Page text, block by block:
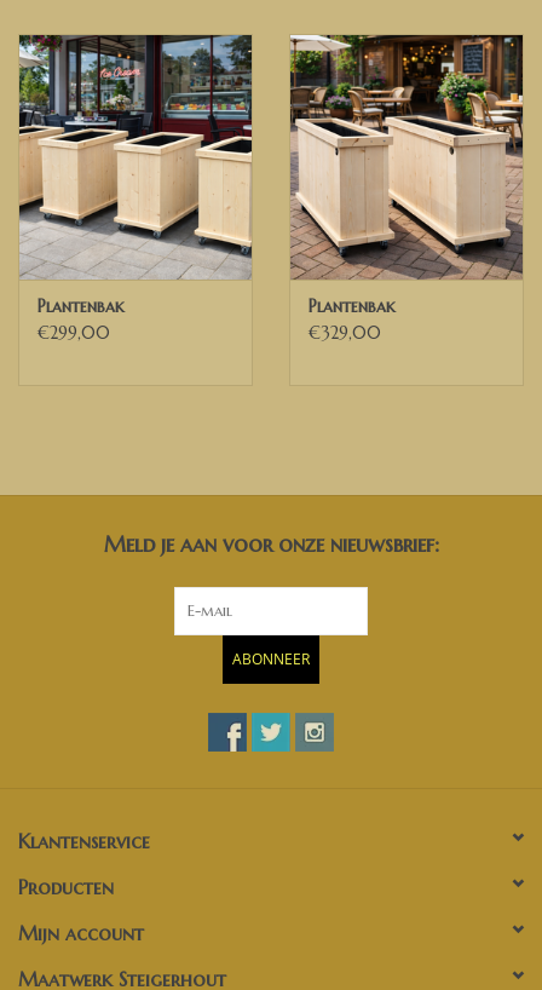
Plantenbakken
Hockers & Terrastafels
Opbergkisten
Plantenbak
€299,00
Plantenbak
€329,00
Meld je aan voor onze nieuwsbrief:
ABONNEER
Klantenservice
Producten
Mijn account
Maatwerk Steigerhout